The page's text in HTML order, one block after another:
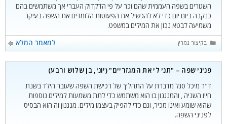
השגורים בשפה העממית שהם זכר על פי הדקדוק העברי אך משתמשים בהם
כנקבה ביום יום כדי לא להכשיל את הפעוטות הלומדים את השפה בעיקר
משמיעה לבטא נכון את המילים במשפט.
למאמר המלא
קטגוריות
בקיצור נמרץ
פניני שפה – "תני לי את המגזריים" (יוני, בן שלוש ורבע)
ד"ר מיכל סגל מדברת על התהליך של רכישת השפה שעובר הילד בשנת
חייו השניה , והמנגנון בו הוא משתמש כדי לתת משמעות למילים נוספות
שהוא שומע ואינו מכיר, וגם כדי להפיק בעצמו מילים. מנגנון זה הוא הבסיס
לפניני השפה.